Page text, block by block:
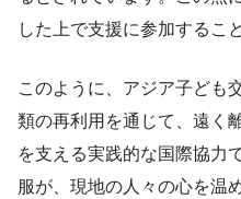
した上で支援に参加するこ
このように、アジア子ども
類の再利用を通じて、遠く
を支える実践的な国際協力
服が、現地の人々の心を温